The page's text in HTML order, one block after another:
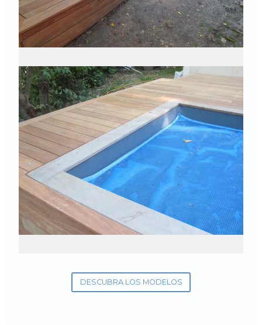
DESCUBRA LOS MODELOS